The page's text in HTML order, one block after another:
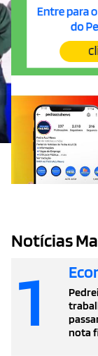
Notícias
1
nota